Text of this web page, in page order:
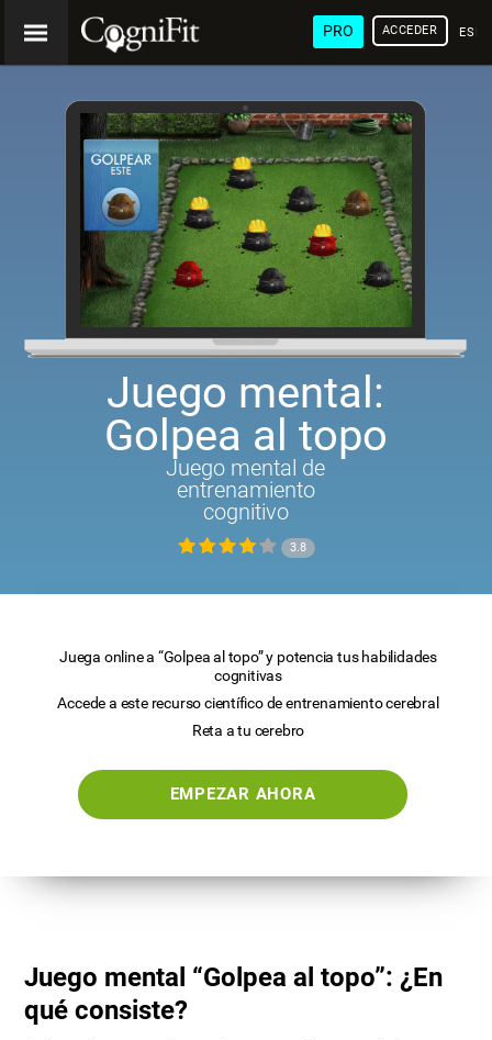
PRO ACCEDER
Juego mental:
Golpea al topo
Juego mental de
entrenamiento
cognitivo
3.8
Juega online a “Golpea al topo” y potencia tus habilidades
cognitivas
Accede a este recurso científico de entrenamiento cerebral
Reta a tu cerebro
EMPEZAR AHORA
Juego mental “Golpea al topo”: ¿En
qué consiste?